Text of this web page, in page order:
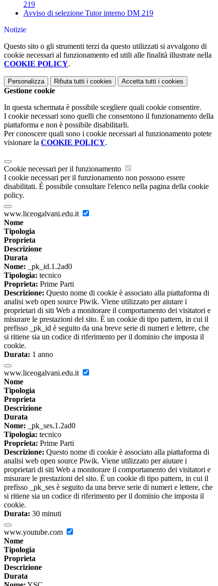
219
Avviso di selezione Tutor interno DM 219
Notizie
Questo sito o gli strumenti terzi da questo utilizzati si avvalgono di
cookie necessari al funzionamento ed utili alle finalità illustrate nella
COOKIE POLICY.
Personalizza Rifiuta tutti i cookies Accetta tutti i cookies
Gestione cookie
In questa schermata è possibile scegliere quali cookie consentire.
I cookie necessari sono quelli che consentono il funzionamento della
piattaforma e non è possibile disabilitarli.
Per conoscere quali sono i cookie necessari al funzionamento potete
visionare la COOKIE POLICY.
Cookie necessari per il funzionamento
I cookie necessari per il funzionamento non possono essere
disabilitati. È possibile consultare l'elenco nella pagina della cookie
policy.
www.liceogalvani.edu.it
Nome
Tipologia
Proprieta
Descrizione
Durata
Nome: _pk_id.1.2ad0
Tipologia: tecnico
Proprieta: Prime Parti
Descrizione: Questo nome di cookie è associato alla piattaforma di
analisi web open source Piwik. Viene utilizzato per aiutare i
proprietari di siti Web a monitorare il comportamento dei visitatori e
misurare le prestazioni del sito. È un cookie di tipo pattern, in cui il
prefisso _pk_id è seguito da una breve serie di numeri e lettere, che
si ritiene sia un codice di riferimento per il dominio che imposta il
cookie.
Durata: 1 anno
www.liceogalvani.edu.it
Nome
Tipologia
Proprieta
Descrizione
Durata
Nome: _pk_ses.1.2ad0
Tipologia: tecnico
Proprieta: Prime Parti
Descrizione: Questo nome di cookie è associato alla piattaforma di
analisi web open source Piwik. Viene utilizzato per aiutare i
proprietari di siti Web a monitorare il comportamento dei visitatori e
misurare le prestazioni del sito. È un cookie di tipo pattern, in cui il
prefisso _pk_ses è seguito da una breve serie di numeri e lettere, che
si ritiene sia un codice di riferimento per il dominio che imposta il
cookie.
Durata: 30 minuti
www.youtube.com
Nome
Tipologia
Proprieta
Descrizione
Durata